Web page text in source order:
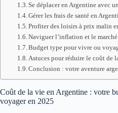
Se déplacer en Argentine avec
Gérer les frais de santé en
Profiter des loisirs à prix malin
Naviguer l’inflation et le
Budget type pour vivre ou
Astuces pour réduire le coût de
Conclusion : votre aventure
Coût de la vie en Argentine : votre
voyager en 2025